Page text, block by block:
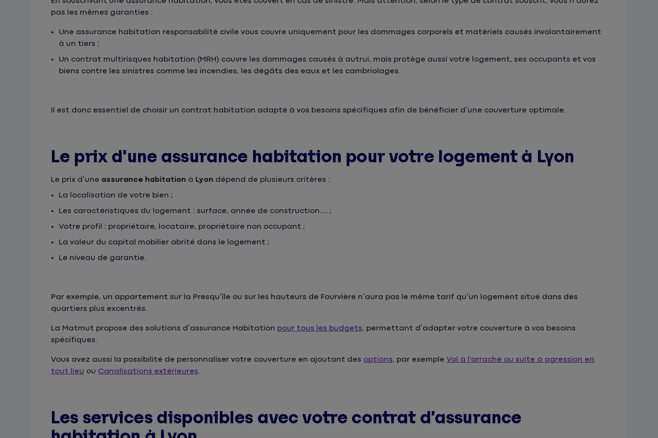
pas les mêmes garanties :
Une assurance habitation responsabilité civile vous couvre uniquement pour les dommages corporels et matériels causés involontairement
à un tiers ;
Un contrat multirisques habitation (MRH) couvre les dommages causés à autrui, mais protège aussi votre logement, ses occupants et vos
biens contre les sinistres comme les incendies, les dégâts des eaux et les cambriolages.
Il est donc essentiel de choisir un contrat habitation adapté à vos besoins spécifiques afin de bénéficier d’une couverture optimale.
Le prix d’une assurance habitation pour votre logement à Lyon
Le prix d’une assurance habitation à Lyon dépend de plusieurs critères :
La localisation de votre bien ;
Les caractéristiques du logement : surface, année de construction… ;
Votre profil : propriétaire, locataire, propriétaire non occupant ;
La valeur du capital mobilier abrité dans le logement ;
Le niveau de garantie.
Par exemple, un appartement sur la Presqu’île ou sur les hauteurs de Fourvière n’aura pas le même tarif qu’un logement situé dans des
quartiers plus excentrés.
La Matmut propose des solutions d’assurance Habitation pour tous les budgets, permettant d’adapter votre couverture à vos besoins
spécifiques.
Vous avez aussi la possibilité de personnaliser votre couverture en ajoutant des options, par exemple Vol à l'arraché ou suite à agression en
tout lieu ou Canalisations extérieures.
Les services disponibles avec votre contrat d’assurance